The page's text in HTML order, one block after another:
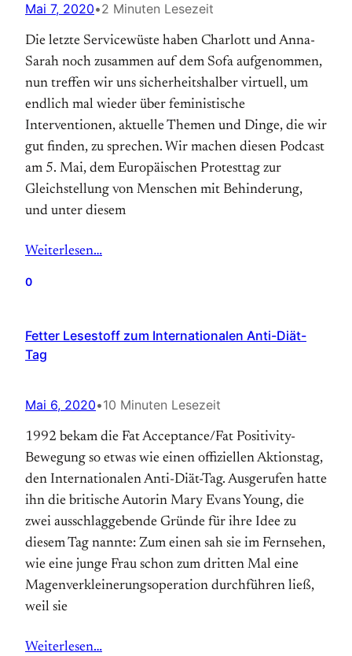
Mai 7, 2020•2 Minuten Lesezeit
Die letzte Servicewüste haben Charlott und Anna-
Sarah noch zusammen auf dem Sofa aufgenommen,
nun treffen wir uns sicherheitshalber virtuell, um
endlich mal wieder über feministische
Interventionen, aktuelle Themen und Dinge, die wir
gut finden, zu sprechen. Wir machen diesen Podcast
am 5. Mai, dem Europäischen Protesttag zur
Gleichstellung von Menschen mit Behinderung,
und unter diesem
Weiterlesen…
0
Fetter Lesestoff zum Internationalen Anti-Diät-
Tag
Mai 6, 2020•10 Minuten Lesezeit
1992 bekam die Fat Acceptance/Fat Positivity-
Bewegung so etwas wie einen offiziellen Aktions­tag,
den Internationalen Anti-Diät-Tag. Aus­gerufen hatte
ihn die britische Autorin Mary Evans Young, die
zwei ausschlaggebende Gründe für ihre Idee zu
diesem Tag nannte: Zum einen sah sie im Fernsehen,
wie eine junge Frau schon zum dritten Mal eine
Magen­verkleinerungs­operation durchführen ließ,
weil sie
Weiterlesen…